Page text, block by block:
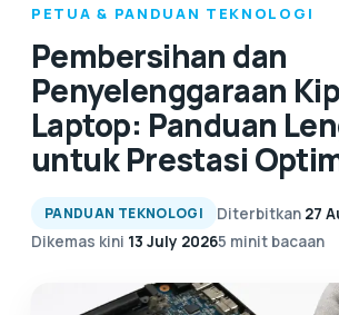
PETUA & PANDUAN TEKNOLOGI
Pembersihan dan
Penyelenggaraan
Laptop: Panduan
untuk Prestasi
PANDUAN TEKNOLOGI Diterbitkan 27
Dikemas kini 13 July 20265 minit bacaan